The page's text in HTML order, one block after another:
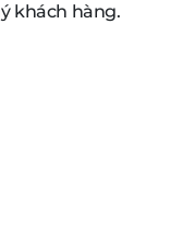
khách hàng.